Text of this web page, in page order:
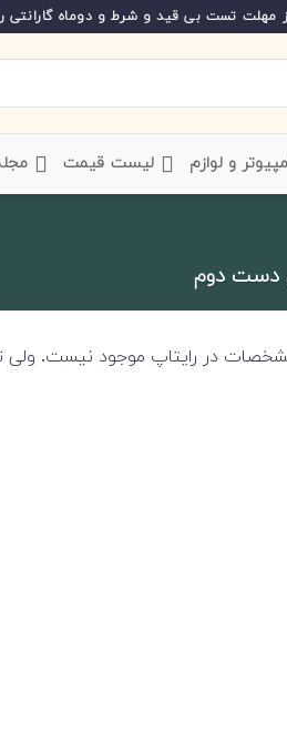
و لوازم ‌ لیست قیمت
دست دوم
در رایتاپ موجود نیست. ولی